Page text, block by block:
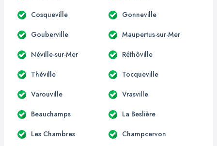
Cosqueville Gonneville
Gouberville Maupertus-sur-Mer
Néville-sur-Mer Réthôville
Théville Tocqueville
Varouville Vrasville
Beauchamps La Beslière
Les Chambres Champcervon